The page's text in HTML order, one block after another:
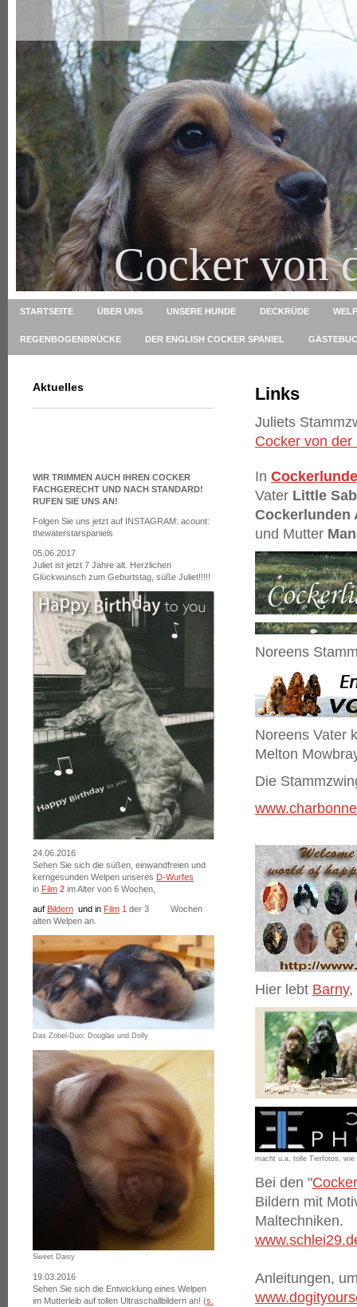
Cocker von
STARTSEITE ÜBER UNS UNSERE HUNDE DECKRÜDE
REGENBOGENBRÜCKE DER ENGLISH COCKER SPANIEL
Aktuelles
WIR TRIMMEN AUCH IHREN COCKER
FACHGERECHT UND NACH STANDARD!
RUFEN SIE UNS AN!
Folgen Sie uns jetzt auf INSTAGRAM: acount:
thewaterstarspaniels
05.06.2017
Juliet ist jetzt 7 Jahre alt. Herzlichen
Glückwunsch zum Geburtstag, süße Juliet!!!!!
24.06.2016
Sehen Sie sich die süßen, einwandfreien und
kerngesunden Welpen unseres D-Wurfes
in Film 2 im Alter von 6 Wochen,
auf Bildern und in Film 1 der 3 Wochen
alten Welpen an.
Das Zobel-Duo: Douglas und Dolly
Sweet Daisy
19.03.2016
Sehen Sie sich die Entwicklung eines Welpen
im Mutterleib auf tollen Ultraschallbildern an! (s.
Links
Juliets
Cocker von
In
Vater Little
Cockerlunden
und Mutter
Noreens
Noreens Vater
Melton
Die
Hier lebt Barny,
macht u.a. tolle Tierfotos, wie
Bei den "
Bildern mit
Maltechniken.
Anleitungen,